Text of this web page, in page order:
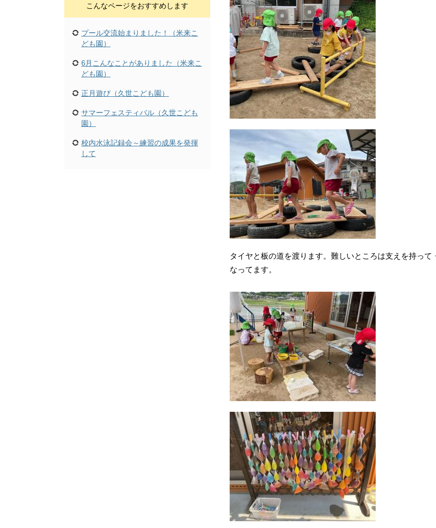
タイヤと板の道を渡ります。難しいところは支えを持っ
なってます。
こんなページをおすすめします
プール交流始まりました！（米来こ
ども園）
6月こんなことがありました（米来こ
ども園）
正月遊び（久世こども園）
サマーフェスティバル（久世こども
園）
校内水泳記録会～練習の成果を発揮
して